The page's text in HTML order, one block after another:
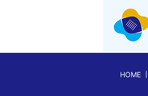
HOME